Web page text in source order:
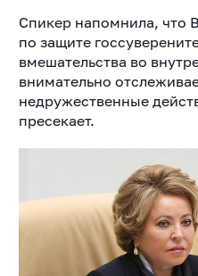
Спикер напомнила, что
по защите
вмешательства во
внимательно
недружественные
пресекает.